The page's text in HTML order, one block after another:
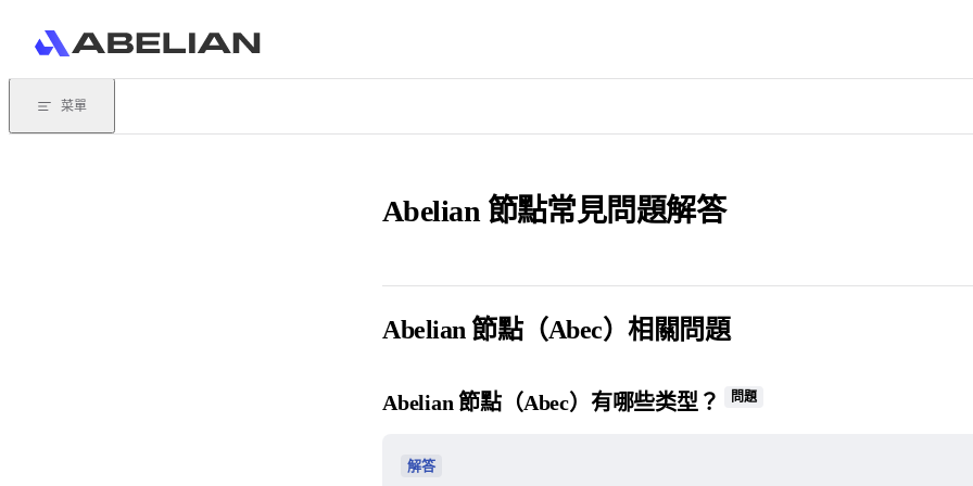
菜單
Abelian 節點常見問題解答
Abelian 節點（Abec）相關問題
Abelian 節點（Abec）有哪些类型？ 問題
解答